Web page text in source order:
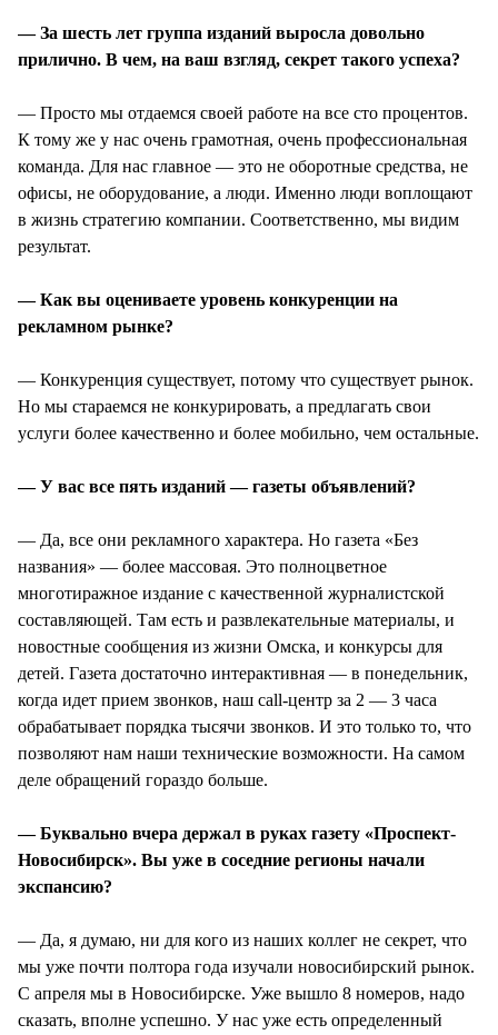
— За шесть лет группа изданий выросла довольно
прилично. В чем, на ваш взгляд, секрет такого успеха?
— Просто мы отдаемся своей работе на все сто процентов.
К тому же у нас очень грамотная, очень профессиональная
команда. Для нас главное — это не оборотные средства, не
офисы, не оборудование, а люди. Именно люди воплощают
в жизнь стратегию компании. Соответственно, мы видим
результат.
— Как вы оцениваете уровень конкуренции на
рекламном рынке?
— Конкуренция существует, потому что существует рынок.
Но мы стараемся не конкурировать, а предлагать свои
услуги более качественно и более мобильно, чем остальные.
— У вас все пять изданий — газеты объявлений?
— Да, все они рекламного характера. Но газета «Без
названия» — более массовая. Это полноцветное
многотиражное издание с качественной журналистской
составляющей. Там есть и развлекательные материалы, и
новостные сообщения из жизни Омска, и конкурсы для
детей. Газета достаточно интерактивная — в понедельник,
когда идет прием звонков, наш call-центр за 2 — 3 часа
обрабатывает порядка тысячи звонков. И это только то, что
позволяют нам наши технические возможности. На самом
деле обращений гораздо больше.
— Буквально вчера держал в руках газету «Проспект-
Новосибирск». Вы уже в соседние регионы начали
экспансию?
— Да, я думаю, ни для кого из наших коллег не секрет, что
мы уже почти полтора года изучали новосибирский рынок.
С апреля мы в Новосибирске. Уже вышло 8 номеров, надо
сказать, вполне успешно. У нас уже есть определенный